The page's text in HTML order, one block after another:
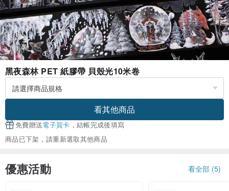
黑夜森林 PET 紙膠帶 貝殼光10米卷
看其他商品
免費贈送電子賀卡 ，結帳完成後填寫
商品已下架，請重新選取其他商品
優惠活動 看全部 (5)